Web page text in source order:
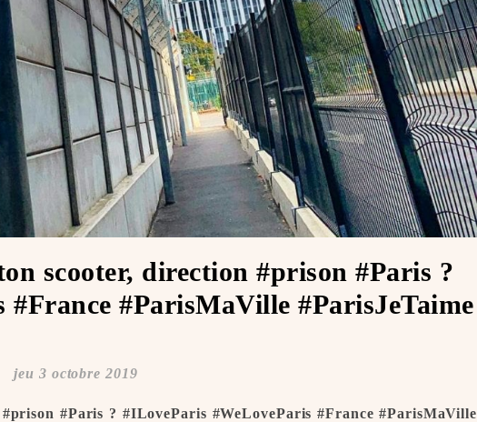
scooter, direction #prison #Paris ?
#ParisMaVille #ParisJeTaime
jeu 3 octobre 2019
#Paris ? #ILoveParis #WeLoveParis #France #ParisMaVille